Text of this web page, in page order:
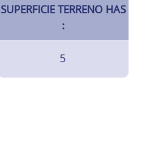
SUPERFICIE TERRENO HAS
:
5